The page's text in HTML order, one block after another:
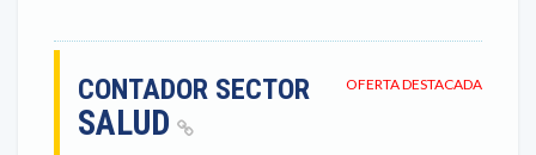
OFERTA DESTACADA
CONTADOR SECTOR
SALUD